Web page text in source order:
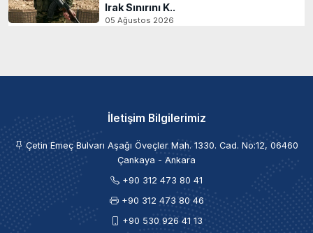
Irak Sınırını K..
05 Ağustos 2026
İletişim Bilgilerimiz
Çetin Emeç Bulvarı Aşağı Öveçler Mah. 1330. Cad. No:12, 06460
Çankaya - Ankara
+90 312 473 80 41
+90 312 473 80 46
+90 530 926 41 13